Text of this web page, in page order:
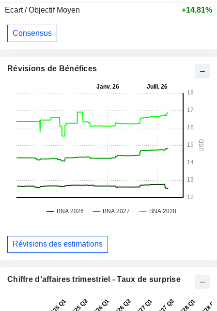
Ecart / Objectif Moyen
+14,81%
Consensus
Révisions de Bénéfices
Révisions des estimations
Chiffre d'affaires trimestriel - Taux de surprise